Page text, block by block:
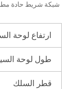
شريط حادة مطوية،
ارتفاع لوحة السياج
طول لوحة السياج
قطر السلك